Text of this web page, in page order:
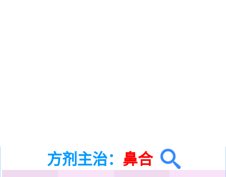
方剂主治： 鼻合